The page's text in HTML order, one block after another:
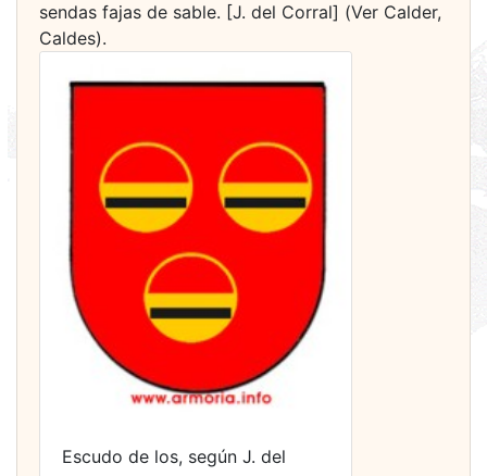
sendas fajas de sable. [J. del Corral] (Ver Calder,
Caldes).
Escudo de los, según J. del